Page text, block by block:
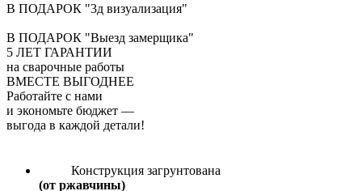
В ПОДАРОК "3д визуализация"
В ПОДАРОК "Выезд замерщика"
5 ЛЕТ ГАРАНТИИ
на сварочные работы
ВМЕСТЕ ВЫГОДНЕЕ
Работайте с нами
и экономьте бюджет —
выгода в каждой детали!
Конструкция загрунтована
(от ржавчины)